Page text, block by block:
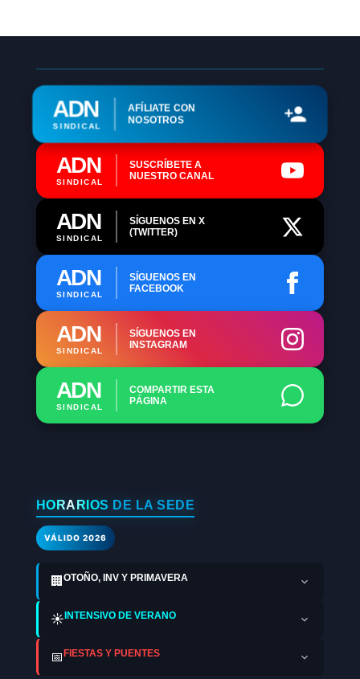
ADN
SINDICAL
AFÍLIATE CON
NOSOTROS
ADN
SINDICAL
SUSCRÍBETE A
NUESTRO CANAL
ADN
SINDICAL
SÍGUENOS EN X
(TWITTER)
ADN
SINDICAL
SÍGUENOS EN
FACEBOOK
ADN
SINDICAL
SÍGUENOS EN
INSTAGRAM
ADN
SINDICAL
COMPARTIR ESTA
PÁGINA
HORARIOS DE LA SEDE
VÁLIDO 2026
🏢 OTOÑO, INV Y PRIMAVERA
☀️INTENSIVO DE VERANO
📅FIESTAS Y PUENTES